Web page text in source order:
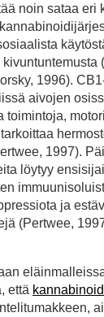
noin sataa eri
1996).
aivojen
toimintoja,
1997).
löytyy
ja
(Pertwee,
että